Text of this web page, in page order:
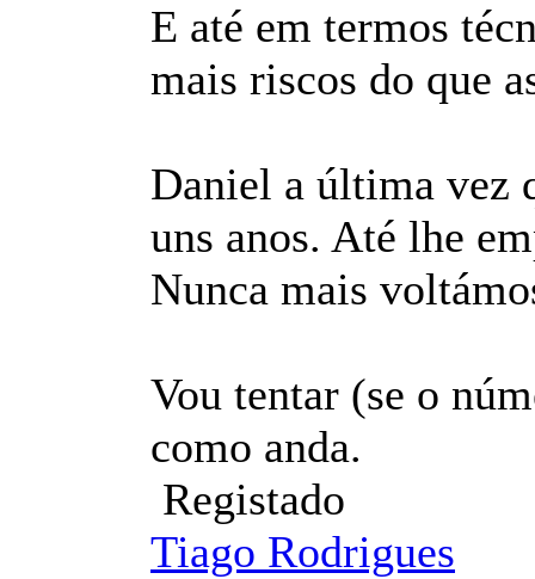
E até em termos
mais riscos do que
Daniel a última vez
uns anos. Até lhe
Nunca mais
Vou tentar (se o
como anda.
Registado
Tiago Rodrigues